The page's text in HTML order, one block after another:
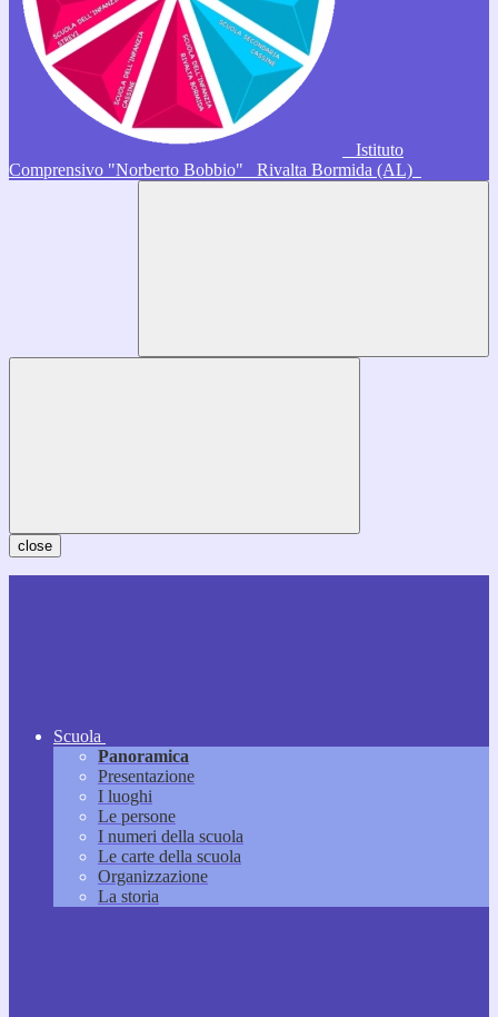
Istituto
Comprensivo "Norberto Bobbio"
Rivalta Bormida (AL)
close
Scuola
Panoramica
Presentazione
I luoghi
Le persone
I numeri della scuola
Le carte della scuola
Organizzazione
La storia